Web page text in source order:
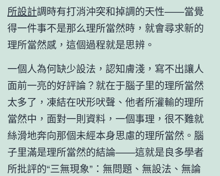
所設計調時有打消沖突和掉調的天性——當覺
得一件事不是那么理所當然時，就會尋求新的
理所當然感，這個過程就是思辨。
一個人為何缺少設法，認知膚淺，寫不出讓人
面前一亮的好評論？就在于腦子里的理所當然
太多了，凍結在吠形吠聲、他者所灌輸的理所
當然中，面對一則資料，一個事理，很不難就
絲滑地奔向那個未經本身思慮的理所當然。腦
子里滿是理所當然的結論——這就是良多學者
所批評的“三無現象”：無問題、無設法、無論